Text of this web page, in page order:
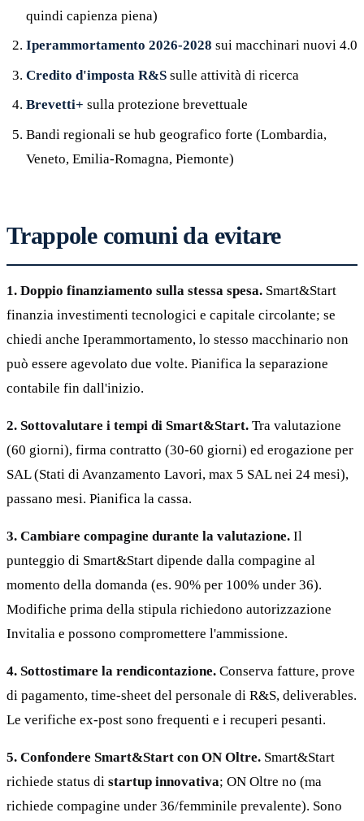
quindi capienza piena)
Iperammortamento 2026-2028 sui macchinari nuovi 4.0
Credito d'imposta R&S sulle attività di ricerca
Brevetti+ sulla protezione brevettuale
Bandi regionali se hub geografico forte (Lombardia,
Veneto, Emilia-Romagna, Piemonte)
Trappole comuni da evitare
1. Doppio finanziamento sulla stessa spesa. Smart&Start
finanzia investimenti tecnologici e capitale circolante; se
chiedi anche Iperammortamento, lo stesso macchinario non
può essere agevolato due volte. Pianifica la separazione
contabile fin dall'inizio.
2. Sottovalutare i tempi di Smart&Start. Tra valutazione
(60 giorni), firma contratto (30-60 giorni) ed erogazione per
SAL (Stati di Avanzamento Lavori, max 5 SAL nei 24 mesi),
passano mesi. Pianifica la cassa.
3. Cambiare compagine durante la valutazione. Il
punteggio di Smart&Start dipende dalla compagine al
momento della domanda (es. 90% per 100% under 36).
Modifiche prima della stipula richiedono autorizzazione
Invitalia e possono compromettere l'ammissione.
4. Sottostimare la rendicontazione. Conserva fatture, prove
di pagamento, time-sheet del personale di R&S, deliverables.
Le verifiche ex-post sono frequenti e i recuperi pesanti.
5. Confondere Smart&Start con ON Oltre. Smart&Start
richiede status di startup innovativa; ON Oltre no (ma
richiede compagine under 36/femminile prevalente). Sono